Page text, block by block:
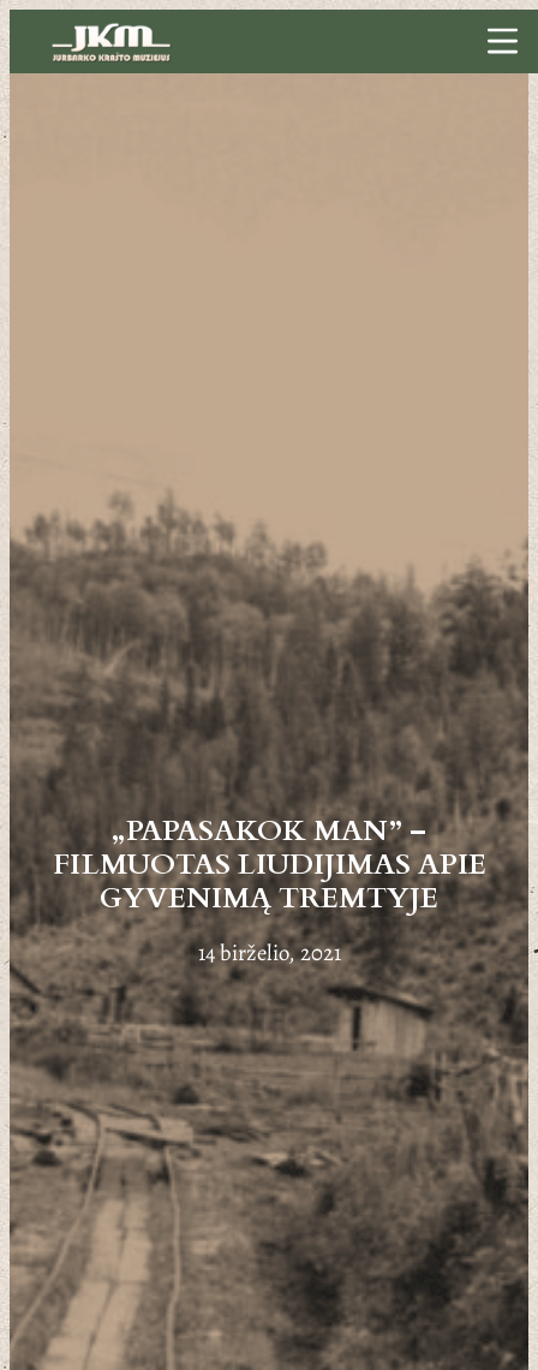
„PAPASAKOK MAN” –
FILMUOTAS LIUDIJIMAS APIE
GYVENIMĄ TREMTYJE
14 birželio, 2021